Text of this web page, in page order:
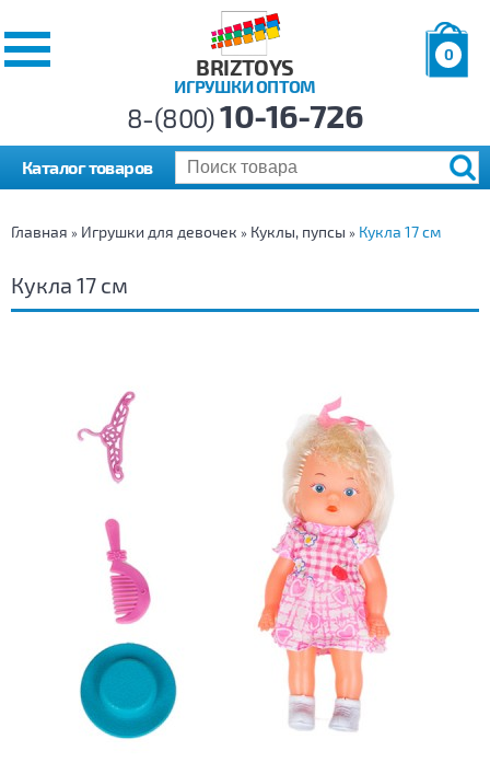
BRIZTOYS
ИГРУШКИ ОПТОМ
0
р.
8-(800)10-16-726
Каталог товаров
Главная » Игрушки для девочек » Куклы, пупсы » Кукла 17 см
Кукла 17 см